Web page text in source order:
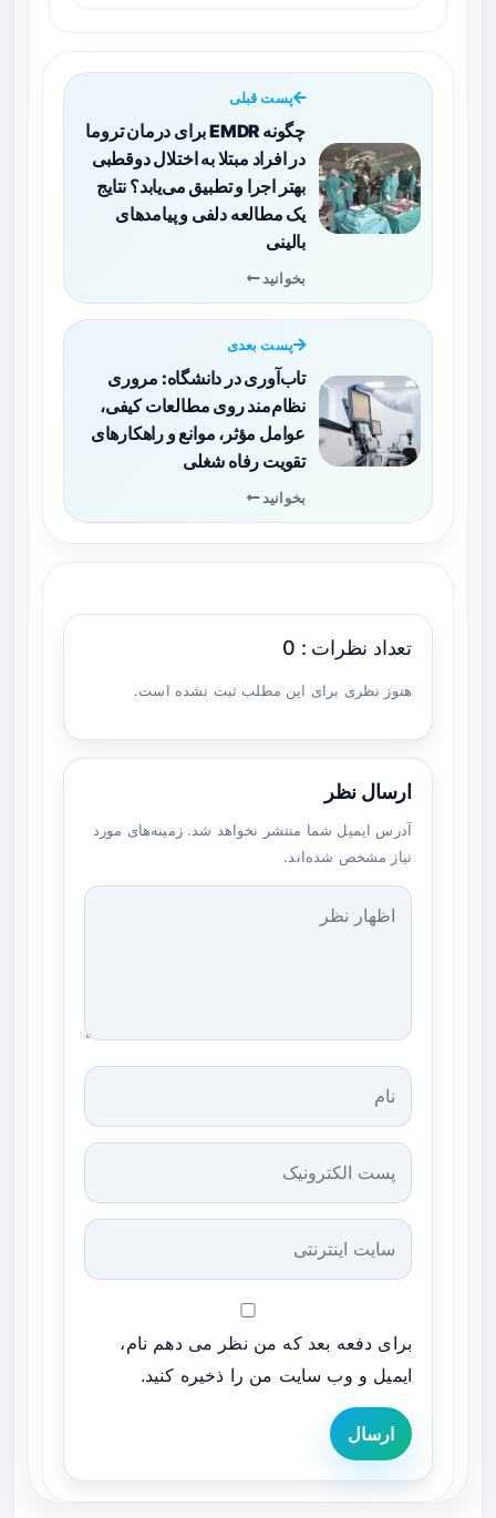
پست قبلی
چگونه EMDR برای درمان تروما
در افراد مبتلا به اختلال دوقطبی
بهتر اجرا و تطبیق می‌یابد؟ نتایج
یک مطالعه دلفی و پیامدهای
بالینی
بخوانید
پست بعدی
تاب‌آوری در دانشگاه: مروری
نظام‌مند روی مطالعات کیفی،
عوامل مؤثر، موانع و راهکارهای
تقویت رفاه شغلی
بخوانید
تعداد نظرات : 0
هنوز نظری برای این مطلب ثبت نشده است.
ارسال نظر
آدرس ایمیل شما منتشر نخواهد شد. زمینه‌های مورد
نیاز مشخص شده‌اند.
برای دفعه بعد که من نظر می دهم نام،
ایمیل و وب سایت من را ذخیره کنید.
ارسال